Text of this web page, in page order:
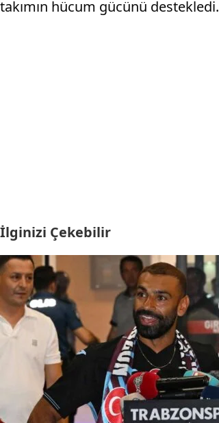
takımın hücum gücünü destekledi.
İlginizi Çekebilir